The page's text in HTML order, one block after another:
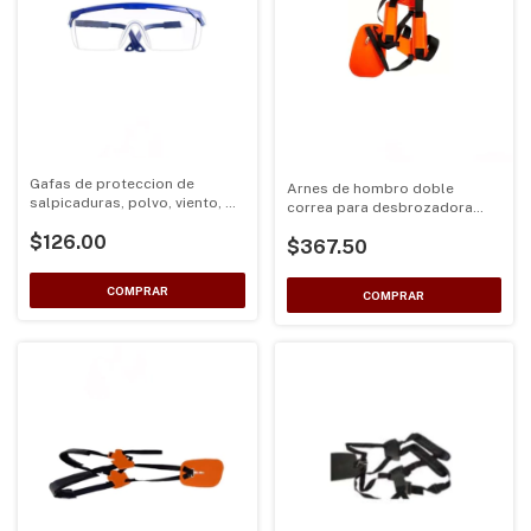
Gafas de proteccion de
salpicaduras, polvo, viento, de
$126.00
Arnes de hombro doble
correa para desbrozadora
$367.50